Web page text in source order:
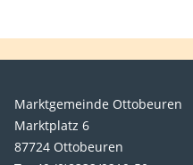
Marktgemeinde Ottobeuren
Marktplatz 6
87724 Ottobeuren